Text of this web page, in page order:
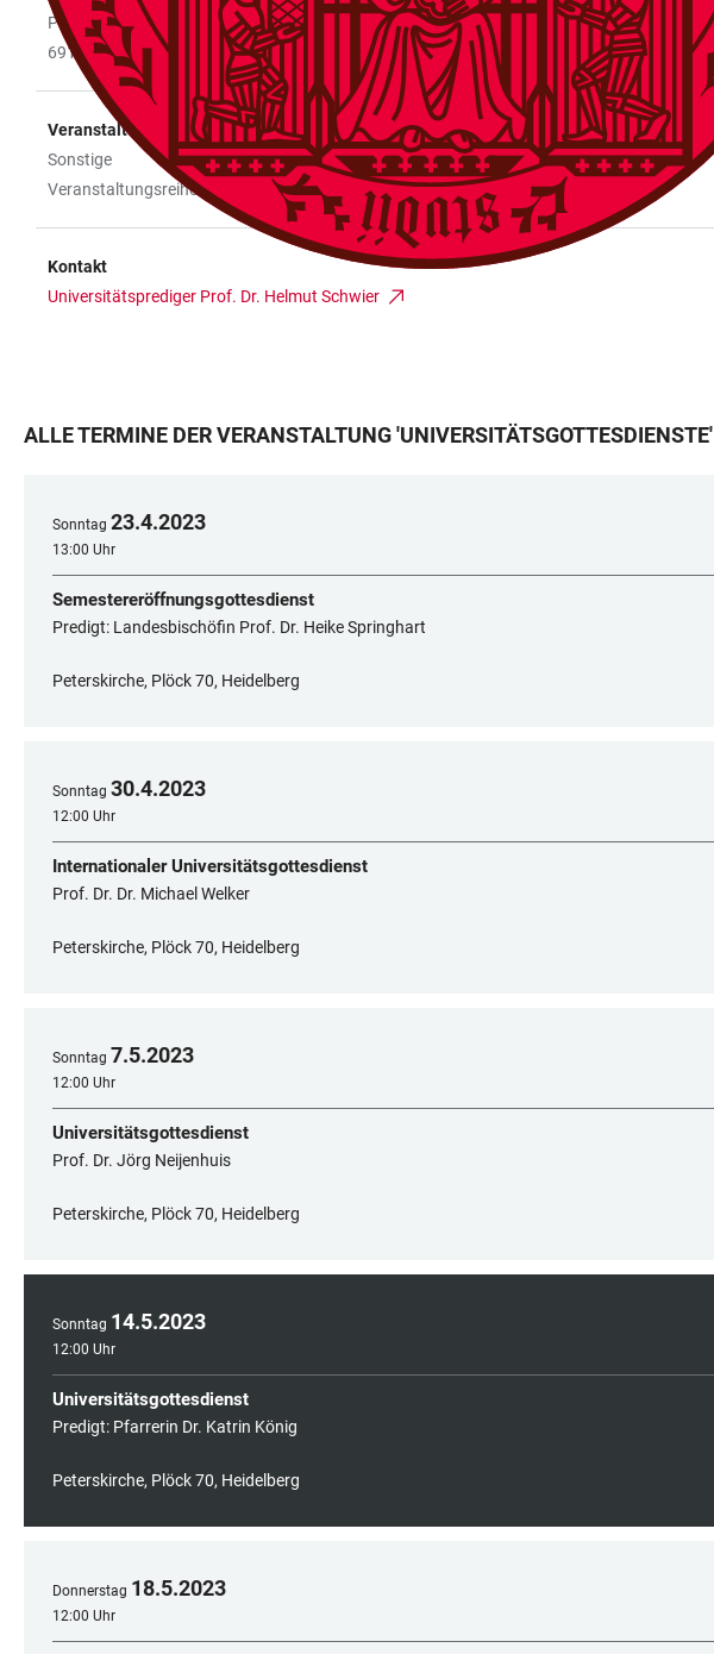
Plöck 70
69117 Heidelberg
Veranstaltungstyp
Sonstige
Veranstaltungsreihe
Kontakt
Universitätsprediger Prof. Dr. Helmut Schwier
ALLE TERMINE DER VERANSTALTUNG'UNIVERSITÄTSGOTTESDIENSTE'
Sonntag 23.4.2023
13:00 Uhr
Semestereröffnungsgottesdienst
Predigt: Landesbischöfin Prof. Dr. Heike Springhart
Peterskirche, Plöck 70, Heidelberg
Sonntag 30.4.2023
12:00 Uhr
Internationaler Universitätsgottesdienst
Prof. Dr. Dr. Michael Welker
Peterskirche, Plöck 70, Heidelberg
Sonntag 7.5.2023
12:00 Uhr
Universitätsgottesdienst
Prof. Dr. Jörg Neijenhuis
Peterskirche, Plöck 70, Heidelberg
Sonntag 14.5.2023
12:00 Uhr
Universitätsgottesdienst
Predigt: Pfarrerin Dr. Katrin König
Peterskirche, Plöck 70, Heidelberg
Donnerstag 18.5.2023
12:00 Uhr